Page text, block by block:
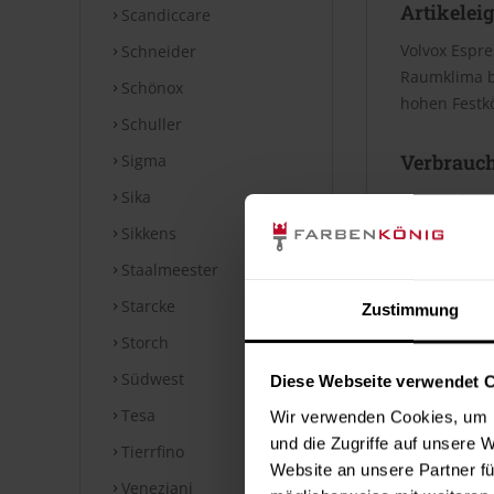
Zustimmung
Diese Webseite verwendet
Wir verwenden Cookies,
und die Zugriffe auf unsere
Website an unsere Partner
Scandiccare
Schneider
Schönox
Schuller
Sigma
Sika
Sikkens
Staalmeester
Starcke
Storch
Südwest
Tesa
Tierrfino
Veneziani
Volvox
Raumklima
hohen
Die
Bei diesen
⤓
Hinweise